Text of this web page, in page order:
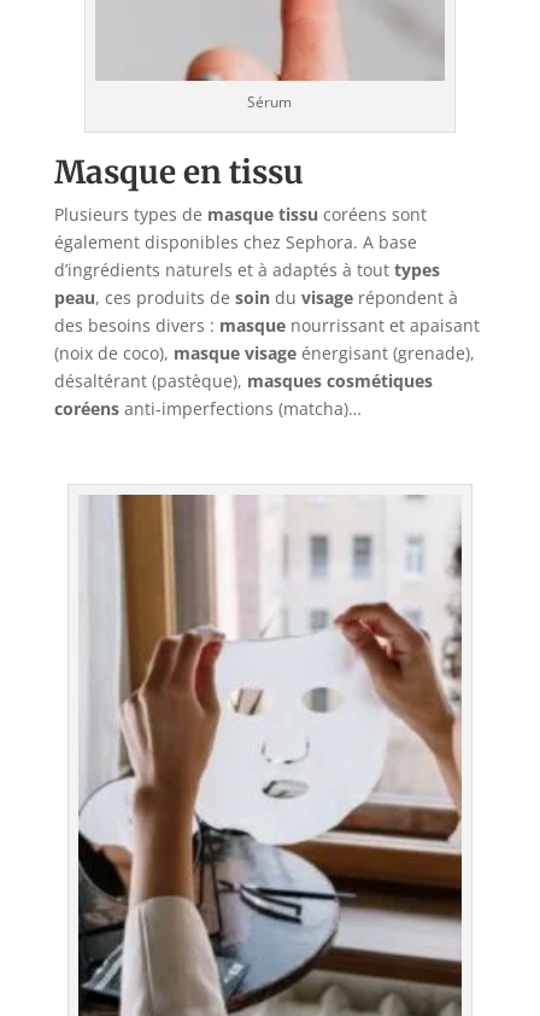
Sérum
Masque en tissu
Plusieurs types de masque tissu coréens sont
également disponibles chez Sephora. A base
d’ingrédients naturels et à adaptés à tout types
peau, ces produits de soin du visagerépondent à
des besoins divers : masquenourrissant et apaisant
(noix de coco), masque visageénergisant (grenade),
désaltérant (pastèque), masques cosmétiques
coréensanti-imperfections (matcha)…